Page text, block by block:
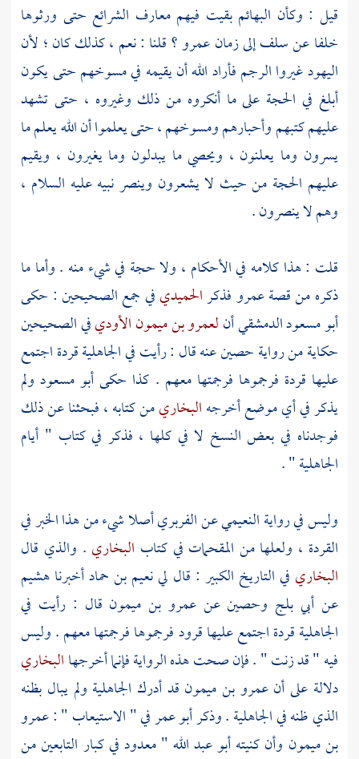
قيل : وكأن البهائم بقيت فيهم معارف الشرائع حتى ورثوها
خلفا عن سلف إلى زمانعمرو؟ قلنا : نعم ، كذلك كان ؛ لأن
اليهودغيروا الرجم فأراد الله أن يقيمه في مسوخهم حتى يكون
أبلغ في الحجة على ما أنكروه من ذلك وغيروه ، حتى تشهد
عليهم كتبهم وأحبارهم ومسوخهم ، حتى يعلموا أن الله يعلم ما
يسرون وما يعلنون ، ويحصي ما يبدلون وما يغيرون ، ويقيم
عليهم الحجة من حيث لا يشعرون وينصر نبيه عليه السلام ،
وهم لا ينصرون .
قلت : هذا كلامه في الأحكام ، ولا حجة في شيء منه . وأما ما
ذكره من قصةعمروفذكرالحميديفي جمع الصحيحين : حكى
أبو مسعود الدمشقيأنلعمرو بن ميمون الأوديفي الصحيحين
حكاية من روايةحصينعنه قال : رأيت في الجاهلية قردة اجتمع
عليها قردة فرجموها فرجمتها معهم . كذا حكىأبو مسعود ولم
يذكر في أي موضع أخرجهالبخاريمن كتابه ، فبحثنا عن ذلك
فوجدناه في بعض النسخ لا في كلها ، فذكر في كتاب " أيام
الجاهلية " .
وليس في روايةالنعيميعنالفربريأصلا شيء من هذا الخبر في
القردة ، ولعلها من المقحمات في كتاب البخاري . والذي قال
البخاري في التاريخ الكبير : قال لينعيم بن حمادأخبرناهشيم
عن أبي بلج وحصينعنعمرو بن ميمون قال : رأيت في
الجاهلية قردة اجتمع عليها قرود فرجموها فرجمتها معهم . وليس
فيه " قد زنت " . فإن صحت هذه الرواية فإنما أخرجهاالبخاري
دلالة على أنعمرو بن ميمون قد أدرك الجاهلية ولم يبال بظنه
الذي ظنه في الجاهلية . وذكرأبو عمرفي " الاستيعاب " :عمرو
بن ميمون وأن كنيته أبو عبد الله " معدود في كبار التابعين من